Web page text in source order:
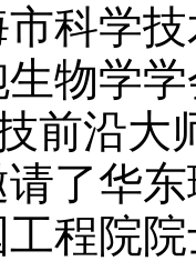
科学
物学
前沿
了华
程院